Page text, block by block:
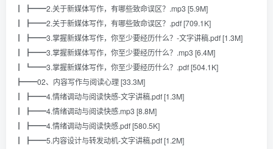
┃ ┣━━2.关于新媒体写作，有哪些致命误区？.mp3 [5.9M]
┃ ┣━━2.关于新媒体写作，有哪些致命误区？.pdf [709.1K]
┃ ┣━━3.掌握新媒体写作，你至少要经历什么？-文字讲稿.pdf [1.3M]
┃ ┣━━3.掌握新媒体写作，你至少要经历什么？.mp3 [6.4M]
┃ ┗━━3.掌握新媒体写作，你至少要经历什么？.pdf [504.1K]
┣━━02、内容写作与阅读心理 [33.3M]
┃ ┣━━4.情绪调动与阅读快感-文字讲稿.pdf [1.3M]
┃ ┣━━4.情绪调动与阅读快感.mp3 [8.8M]
┃ ┣━━4.情绪调动与阅读快感.pdf [580.5K]
┃ ┣━━5.内容设计与转发动机-文字讲稿.pdf [1.2M]